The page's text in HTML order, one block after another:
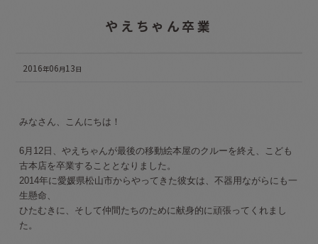
やえちゃん卒業
2016年06月13日
みなさん、こんにちは！
6月12日、やえちゃんが最後の移動絵本屋のクルーを終え、こども
古本店を卒業することとなりました。
2014年に愛媛県松山市からやってきた彼女は、不器用ながらにも一
生懸命、
ひたむきに、そして仲間たちのために献身的に頑張ってくれまし
た。